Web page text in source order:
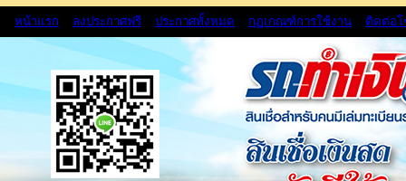
หน้าแรก ลงประกาศฟรี ประกาศทั้งหมด กฏเกณฑ์การใช้งาน ติดต่อ